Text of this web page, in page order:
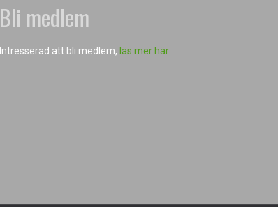
Bli medlem
Intresserad att bli medlem, läs mer här